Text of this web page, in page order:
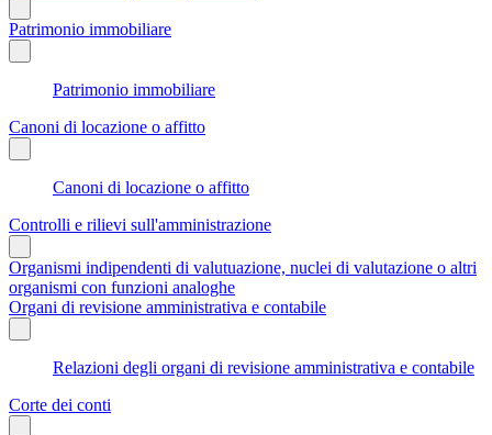
Patrimonio immobiliare
Patrimonio immobiliare
Canoni di locazione o affitto
Canoni di locazione o affitto
Controlli e rilievi sull'amministrazione
Organismi indipendenti di valutuazione, nuclei di valutazione o altri
organismi con funzioni analoghe
Organi di revisione amministrativa e contabile
Relazioni degli organi di revisione amministrativa e contabile
Corte dei conti